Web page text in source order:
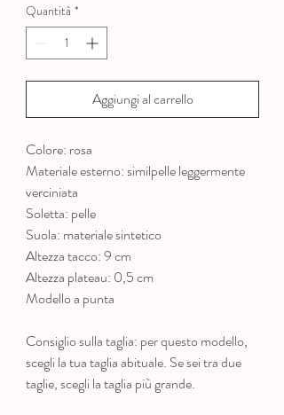
Quantità *
Aggiungi al carrello
Colore: rosa
Materiale esterno: similpelle leggermente
verciniata
Soletta: pelle
Suola: materiale sintetico
Altezza tacco: 9 cm
Altezza plateau: 0,5 cm
Modello a punta
Consiglio sulla taglia: per questo modello,
scegli la tua taglia abituale. Se sei tra due
taglie, scegli la taglia più grande.